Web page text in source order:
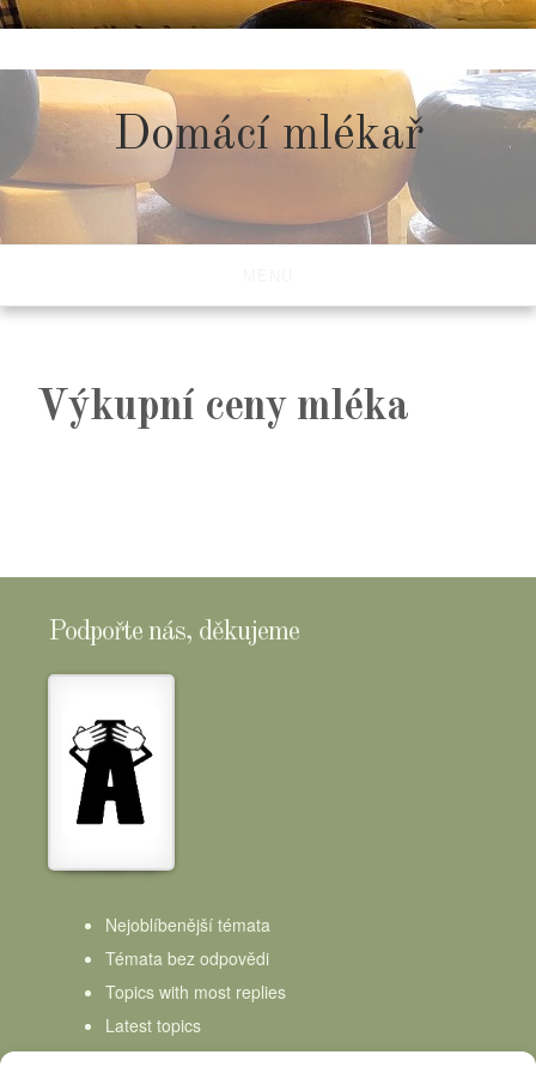
to
content
Domácí mlékař
Výkupní ceny mléka
Podpořte nás, děkujeme
Nejoblíbenější témata
Témata bez odpovědi
Topics with most replies
Latest topics
Topics Freshness